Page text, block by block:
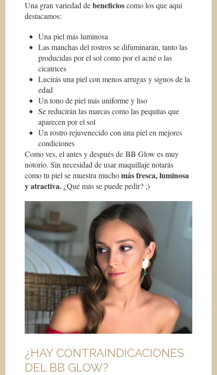
Una gran variedad debeneficioscomo los que aquí
destacamos:
Una piel más luminosa
Las manchas del rostros se difuminarán, tanto las
producidas por el sol como por el acné o las
cicatrices
Lucirás una piel con menos arrugas y signos de la
edad
Un tono de piel más uniforme y liso
Se reducirán las marcas como las pequitas que
aparecen por el sol
Un rostro rejuvenecido con una piel en mejores
condiciones
Como ves, el antes y después de BB Glow es muy
notorio. Sin necesidad de usar maquillaje notarás
cómo tu piel se muestra muchomás fresca, luminosa
y atractiva. ¿Qué más se puede pedir? ;)
¿HAY CONTRAINDICACIONES
DEL BB GLOW?